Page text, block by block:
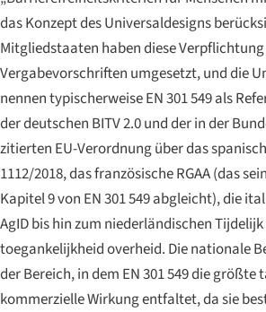
das Konzept des Universaldesigns
Mitgliedstaaten haben diese
Vergabevorschriften umgesetzt, und die
nennen typischerweise EN 301 549 als
der deutschen BITV 2.0 und der in der
zitierten EU-Verordnung über das
1112/2018, das französische RGAA (das
Kapitel 9 von EN 301 549 abgleicht), die
AgID bis hin zum niederländischen
toegankelijkheid overheid. Die nationale
der Bereich, in dem EN 301 549 die
kommerzielle Wirkung entfaltet, da sie